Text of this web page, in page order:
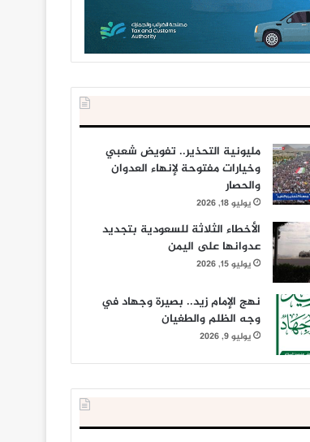
مليونية التحذير.. تفويض شعبي
وخيارات مفتوحة لإنهاء العدوان
والحصار
يوليو 18, 2026
الأخطاء الثلاثة للسعودية بتجديد
عدوانها على اليمن
يوليو 15, 2026
نهج الإمام زيد.. بصيرة وجهاد في
وجه الظلم والطغيان
يوليو 9, 2026